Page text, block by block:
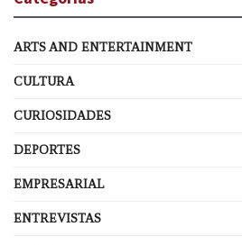
ARTS AND ENTERTAINMENT
CULTURA
CURIOSIDADES
DEPORTES
EMPRESARIAL
ENTREVISTAS